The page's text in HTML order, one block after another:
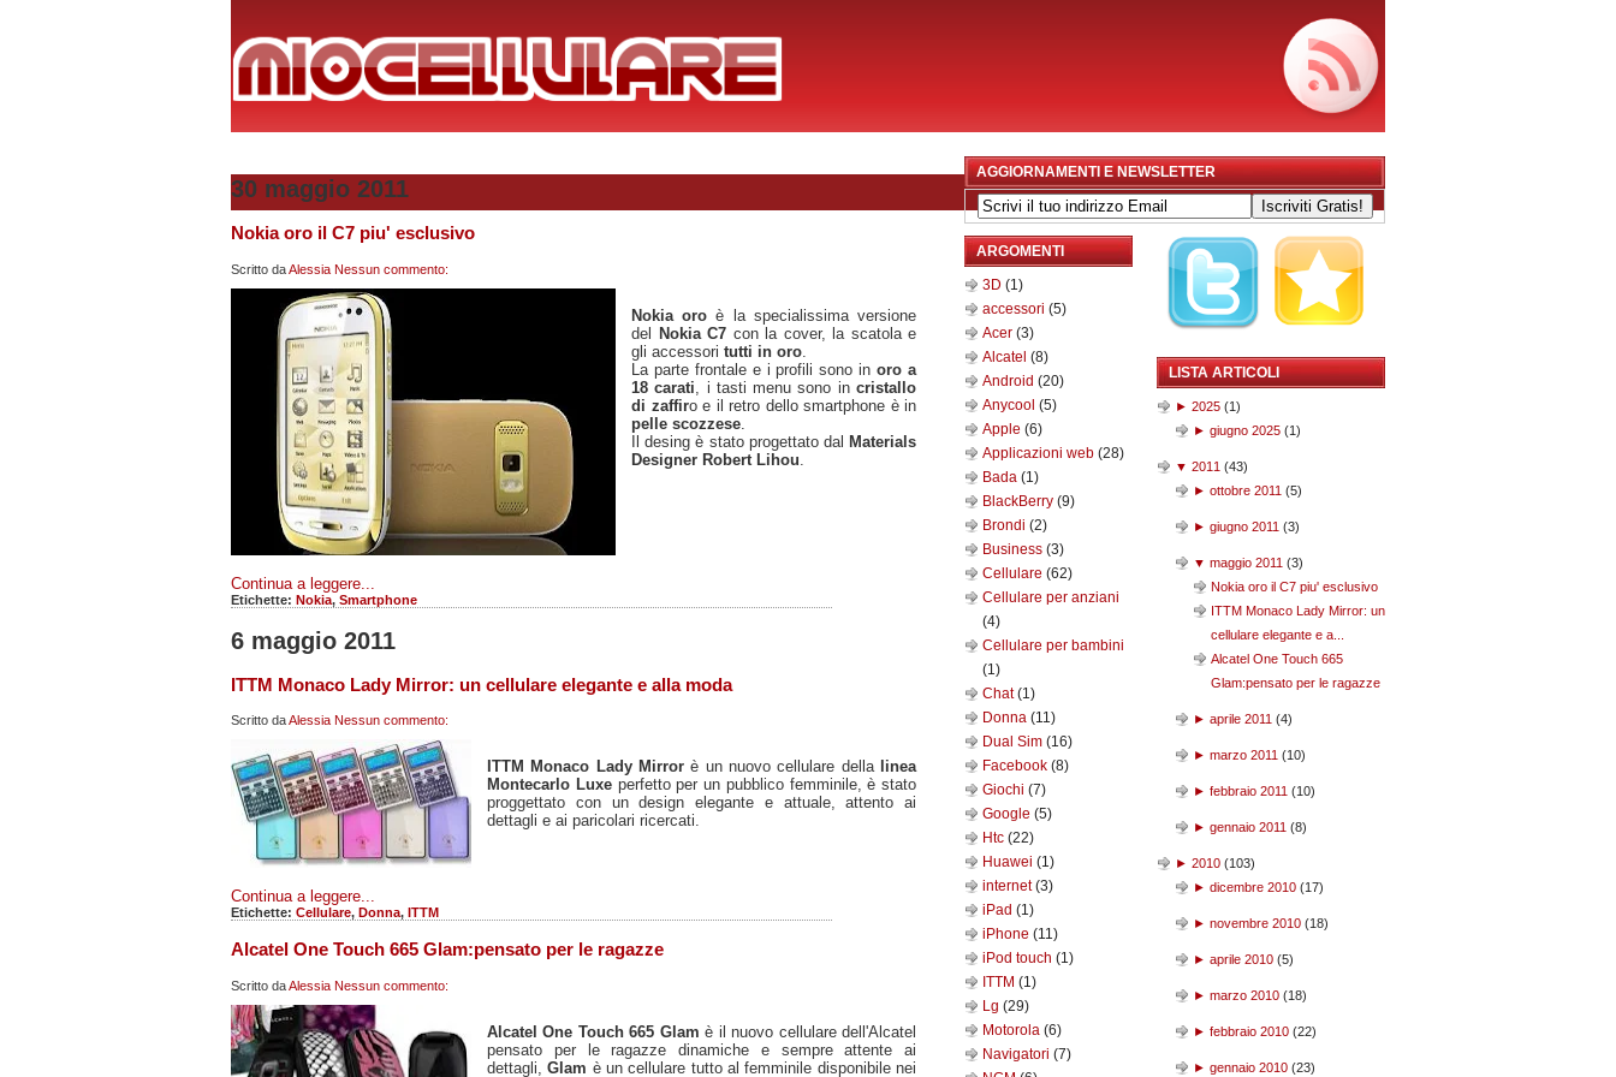
30 maggio 2011
Nokia oro il C7 piu' esclusivo
Scritto daAlessia Nessun commento:
Nokia oro è la specialissima versione
del Nokia C7 con la cover, la scatola e
gli accessori tutti in oro
La parte frontale e i profili sono inoro a
18 carati , i tasti menu sono incristallo
di zaffiro e il retro dello smartphone è in
pelle scozzese
Il desing è stato progettato dal Materials
Designer Robert Lihou
Continua a leggere...
Etichette: Nokia, Smartphone
6 maggio 2011
ITTM Monaco Lady Mirror: un cellulare elegante e alla moda
Scritto daAlessia Nessun commento:
ITTM Monaco Lady Mirrorè un nuovo cellulare della linea
Montecarlo Luxe perfetto per un pubblico femminile, è stato
proggettato con un design elegante e attuale, attento ai
dettagli e ai paricolari ricercati.
Continua a leggere...
Etichette: Cellulare, Donna, ITTM
Alcatel One Touch 665 Glam:pensato per le ragazze
Scritto daAlessia Nessun commento:
Alcatel One Touch 665 Glamè il nuovo cellulare dell'Alcatel
pensato per le ragazze dinamiche e sempre attente ai
dettagli,Glam è un cellulare tutto al femminile disponibile nei
AGGIORNAMENTI E NEWSLETTER
ARGOMENTI
3D (1)
accessori (5)
Acer (3)
Alcatel (8)
Android (20)
Anycool (5)
Apple (6)
Applicazioni web (28)
Bada (1)
BlackBerry (9)
Brondi (2)
Business (3)
Cellulare (62)
Cellulare per anziani
(4)
Cellulare per bambini
(1)
Chat(1)
Donna (11)
Dual Sim (16)
Facebook (8)
Giochi (7)
Google (5)
Htc (22)
Huawei (1)
internet(3)
iPad (1)
iPhone (11)
iPod touch (1)
ITTM (1)
Lg (29)
Motorola (6)
Navigatori (7)
LISTA ARTICOLI
► 2025 (1)
► giugno 2025 (1)
▼ 2011 (43)
► ottobre 2011 (5)
► giugno 2011 (3)
▼ maggio 2011 (3)
Nokia oro il C7 piu' esclusivo
ITTM Monaco Lady Mirror: un
cellulare elegante e a...
Alcatel One Touch 665
Glam:pensato per le ragazze
► aprile 2011 (4)
► marzo 2011 (10)
► febbraio 2011 (10)
► gennaio 2011 (8)
► 2010 (103)
► dicembre 2010 (17)
► novembre 2010 (18)
► aprile 2010 (5)
► marzo 2010 (18)
► febbraio 2010 (22)
► gennaio 2010 (23)